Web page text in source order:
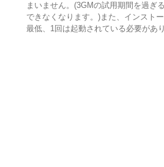
まいません。(3GMの試用期間を過ぎ
できなくなります。)また、インスト
最低、1回は起動されている必要があり